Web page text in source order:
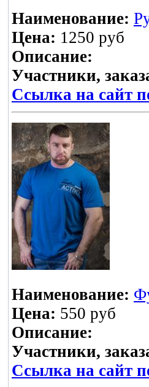
Наименование:
Цена: 1250 руб
Описание:
Участники,
Ссылка на сайт
Наименование:
Цена: 550 руб
Описание:
Участники,
Ссылка на сайт